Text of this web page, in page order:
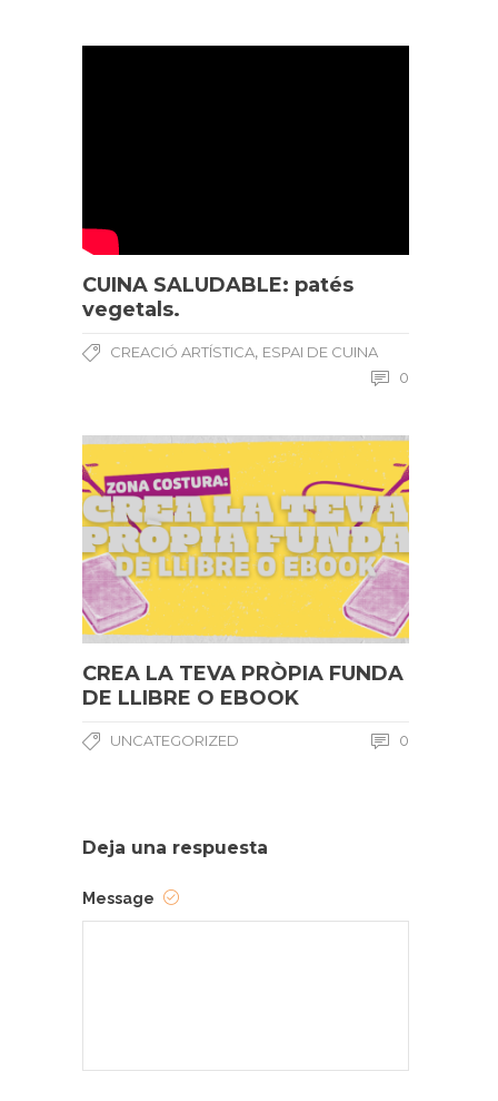
CUINA SALUDABLE: patés
vegetals.
CREACIÓ ARTÍSTICA, ESPAI DE CUINA
0
CREA LA TEVA PRÒPIA FUNDA
DE LLIBRE O EBOOK
UNCATEGORIZED 0
Deja una respuesta
Message